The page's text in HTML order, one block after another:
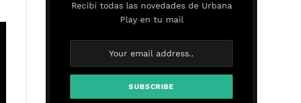
Recibí todas las novedades de Urbana
Play en tu mail